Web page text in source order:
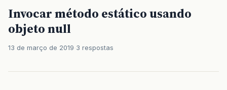
Invocar método estático usando
objeto null
13 de março de 2019 3 respostas